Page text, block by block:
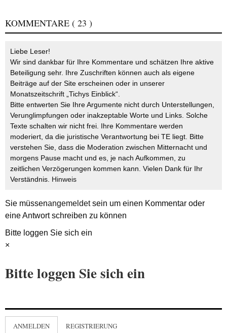
KOMMENTARE ( 23 )
Liebe Leser!
Wir sind dankbar für Ihre Kommentare und schätzen Ihre aktive
Beteiligung sehr. Ihre Zuschriften können auch als eigene
Beiträge auf der Site erscheinen oder in unserer
Monatszeitschrift „Tichys Einblick“.
Bitte entwerten Sie Ihre Argumente nicht durch Unterstellungen,
Verunglimpfungen oder inakzeptable Worte und Links. Solche
Texte schalten wir nicht frei. Ihre Kommentare werden
moderiert, da die juristische Verantwortung bei TE liegt. Bitte
verstehen Sie, dass die Moderation zwischen Mitternacht und
morgens Pause macht und es, je nach Aufkommen, zu
zeitlichen Verzögerungen kommen kann. Vielen Dank für Ihr
Verständnis. Hinweis
Sie müssenangemeldetsein um einen Kommentar oder
eine Antwort schreiben zu können
Bitte loggen Sie sich ein
×
Bitte loggen Sie sich ein
ANMELDEN REGISTRIERUNG